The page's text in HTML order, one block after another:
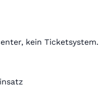
kein Ticketsystem.